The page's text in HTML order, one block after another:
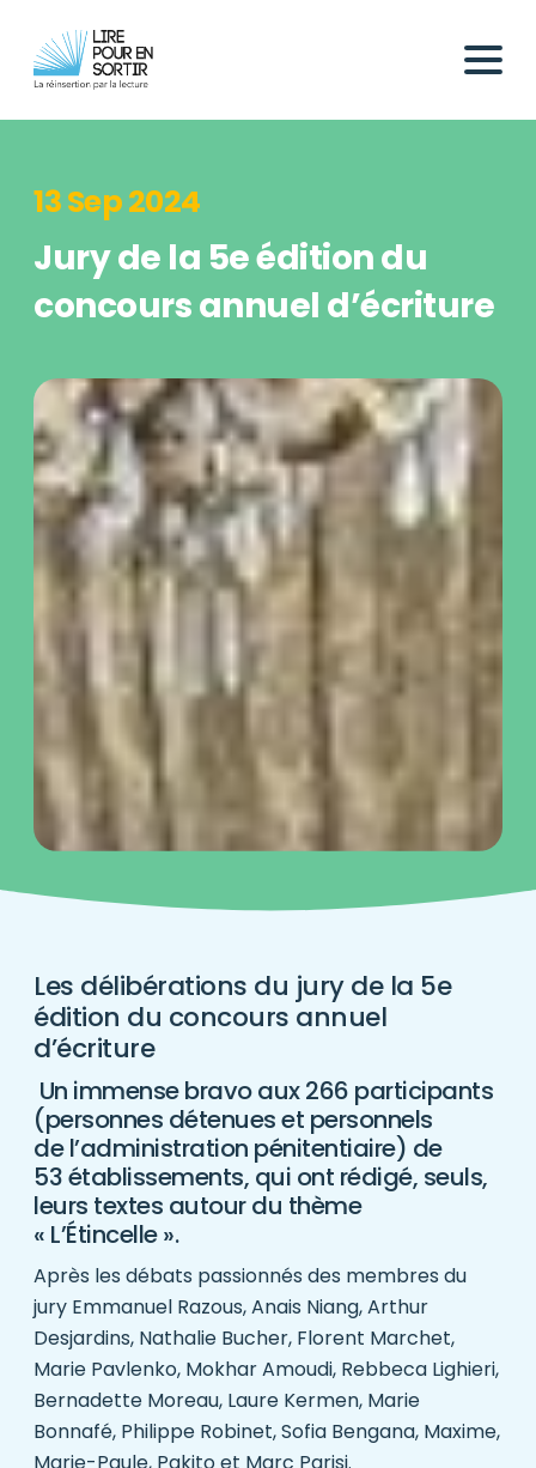
13 Sep 2024
Jury de la 5e édition du
concours annuel d’écriture
Les délibérations du jury de la 5e
édition du concours annuel
d’écriture
Un immense bravo aux 266 participants
(personnes détenues et personnels
de l’administration pénitentiaire) de
53 établissements, qui ont rédigé, seuls,
leurs textes autour du thème
« L’Étincelle ».
Après les débats passionnés des membres du
jury Emmanuel Razous, Anais Niang, Arthur
Desjardins, Nathalie Bucher, Florent Marchet,
Marie Pavlenko, Mokhar Amoudi, Rebbeca Lighieri,
Bernadette Moreau, Laure Kermen, Marie
Bonnafé, Philippe Robinet, Sofia Bengana, Maxime,
Marie-Paule, Pakito et Marc Parisi.